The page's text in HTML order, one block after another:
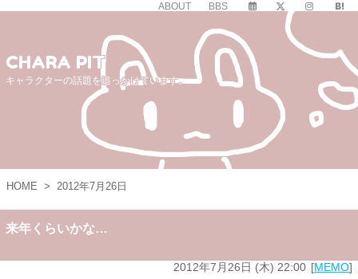
ABOUT BBS
CHARA PIT
キャラクターの話題を追っかけています。
HOME > 2012年7月26日
来年くらいかな…
2012年7月26日 (木) 22:00 MEMO